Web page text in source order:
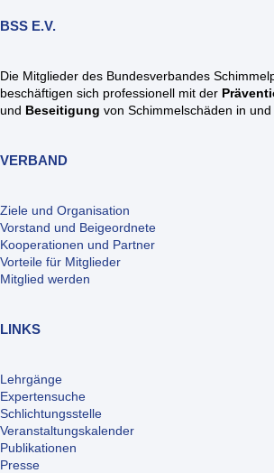
BSS E.V.
Die Mitglieder des Bundesverbandes
beschäftigen sich professionell mit der
und Beseitigung von Schimmelschäden in und
VERBAND
Ziele und Organisation
Vorstand und Beigeordnete
Kooperationen und Partner
Vorteile für Mitglieder
Mitglied werden
LINKS
Lehrgänge
Expertensuche
Schlichtungsstelle
Veranstaltungskalender
Publikationen
Presse